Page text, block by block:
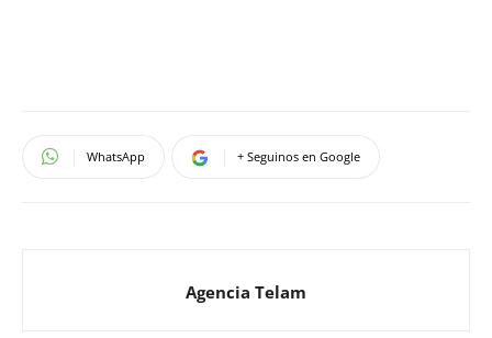
WhatsApp + Seguinos en Google
Agencia Telam